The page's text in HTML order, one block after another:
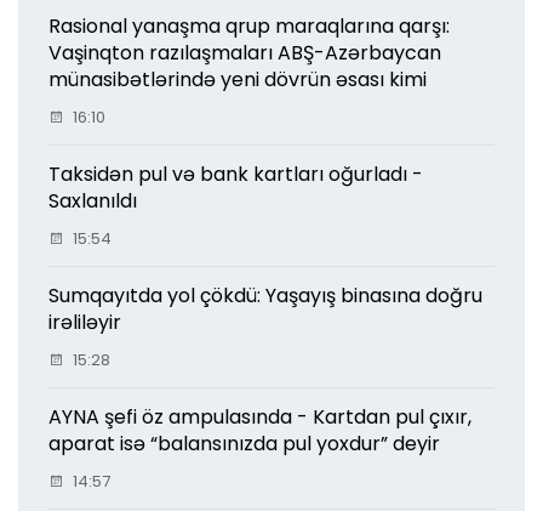
Rasional yanaşma qrup maraqlarına qarşı:
Vaşinqton razılaşmaları ABŞ-Azərbaycan
münasibətlərində yeni dövrün əsası kimi
16:10
Taksidən pul və bank kartları oğurladı -
Saxlanıldı
15:54
Sumqayıtda yol çökdü: Yaşayış binasına doğru
irəliləyir
15:28
AYNA şefi öz ampulasında - Kartdan pul çıxır,
aparat isə “balansınızda pul yoxdur” deyir
14:57